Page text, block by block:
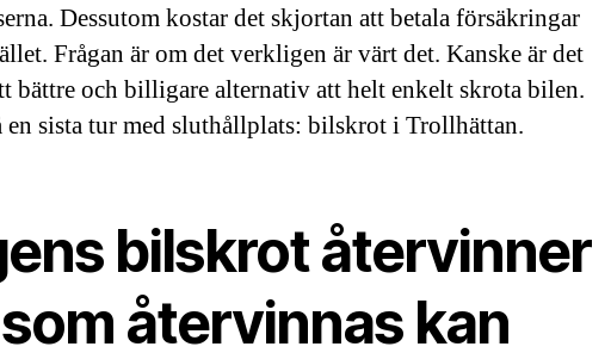
Dessutom kostar det skjortan att betala försäkringar
Frågan är om det verkligen är värt det. Kanske är det
bättre och billigare alternativ att helt enkelt skrota bilen.
en sista tur med sluthållplats: bilskrot i Trollhättan.
bilskrot återvinner
återvinnas kan